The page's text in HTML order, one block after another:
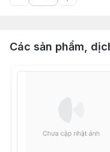
Các sản phẩm,